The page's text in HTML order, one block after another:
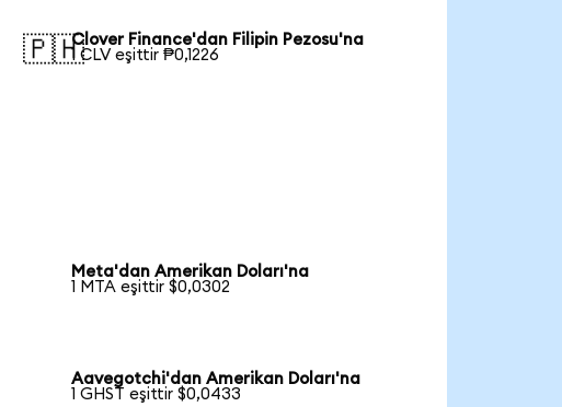
🇵🇭Clover Finance'dan Filipin Pezosu'na
1 CLV eşittir ₱0,1226
Meta'dan Amerikan Doları'na
1 MTA eşittir $0,0302
Aavegotchi'dan Amerikan Doları'na
1 GHST eşittir $0,0433